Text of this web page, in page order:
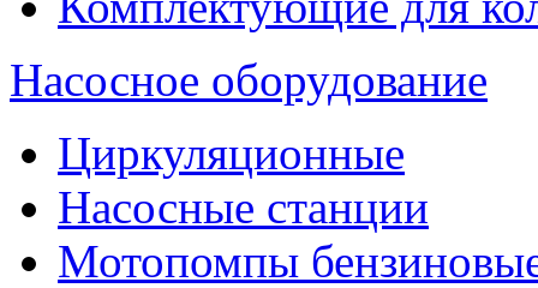
Насосное оборудование
Циркуляционные
Насосные станции
Мотопомпы